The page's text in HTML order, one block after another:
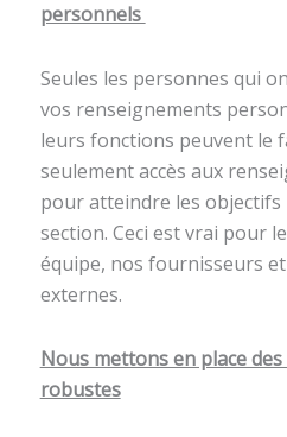
personnels
Seules les personnes qui
vos renseignements
leurs fonctions peuvent le
seulement accès aux
pour atteindre les objectifs
section. Ceci est vrai pour
équipe, nos fournisseurs
externes.
Nous mettons en place
robustes